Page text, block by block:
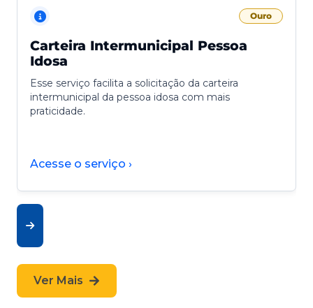
Ouro
Carteira Intermunicipal Pessoa
Idosa
Esse serviço facilita a solicitação da carteira
intermunicipal da pessoa idosa com mais
praticidade.
Acesse o serviço ›
Ver Mais